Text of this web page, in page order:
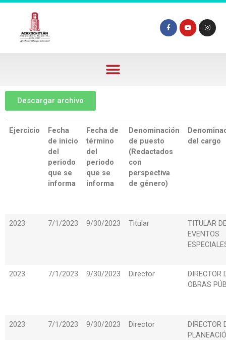
Descargar archivo
Ejercicio
Fecha
de inicio
del
periodo
que se
informa
Fecha de
término
del
periodo
que se
informa
Denominación
de puesto
(Redactados
con
perspectiva
de género)
del cargo
2023 7/1/2023 9/30/2023 Titular
TITULAR
EVENTOS
2023 7/1/2023 9/30/2023 Director
DIRECTOR
OBRAS
2023 7/1/2023 9/30/2023 Director
DIRECTOR